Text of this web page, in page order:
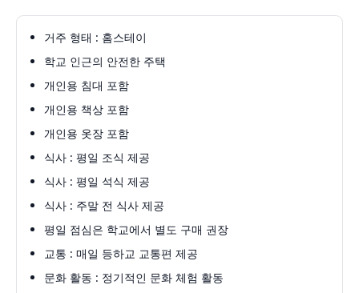
거주 형태 : 홈스테이
학교 인근의 안전한 주택
개인용 침대 포함
개인용 책상 포함
개인용 옷장 포함
식사 : 평일 조식 제공
식사 : 평일 석식 제공
식사 : 주말 전 식사 제공
평일 점심은 학교에서 별도 구매 권장
교통 : 매일 등하교 교통편 제공
문화 활동 : 정기적인 문화 체험 활동